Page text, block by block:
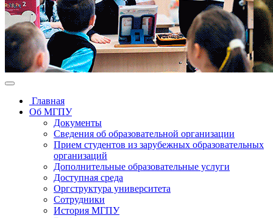
Главная
Об МГПУ
Документы
Сведения об образовательной организации
Прием студентов из зарубежных образовательных
организаций
Дополнительные образовательные услуги
Доступная среда
Оргструктура университета
Сотрудники
История МГПУ